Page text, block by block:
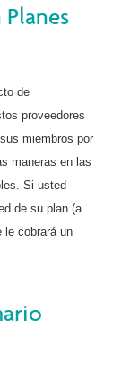
de
proveedores
miembros por
maneras en las
Si usted
de su plan (a
le cobrará un